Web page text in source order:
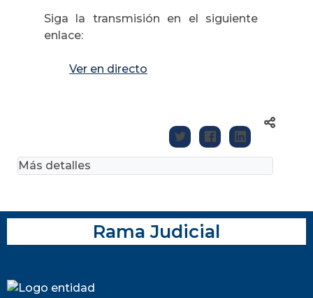
Siga la transmisión en el siguiente
enlace:
Ver en directo
Más detalles
Rama Judicial